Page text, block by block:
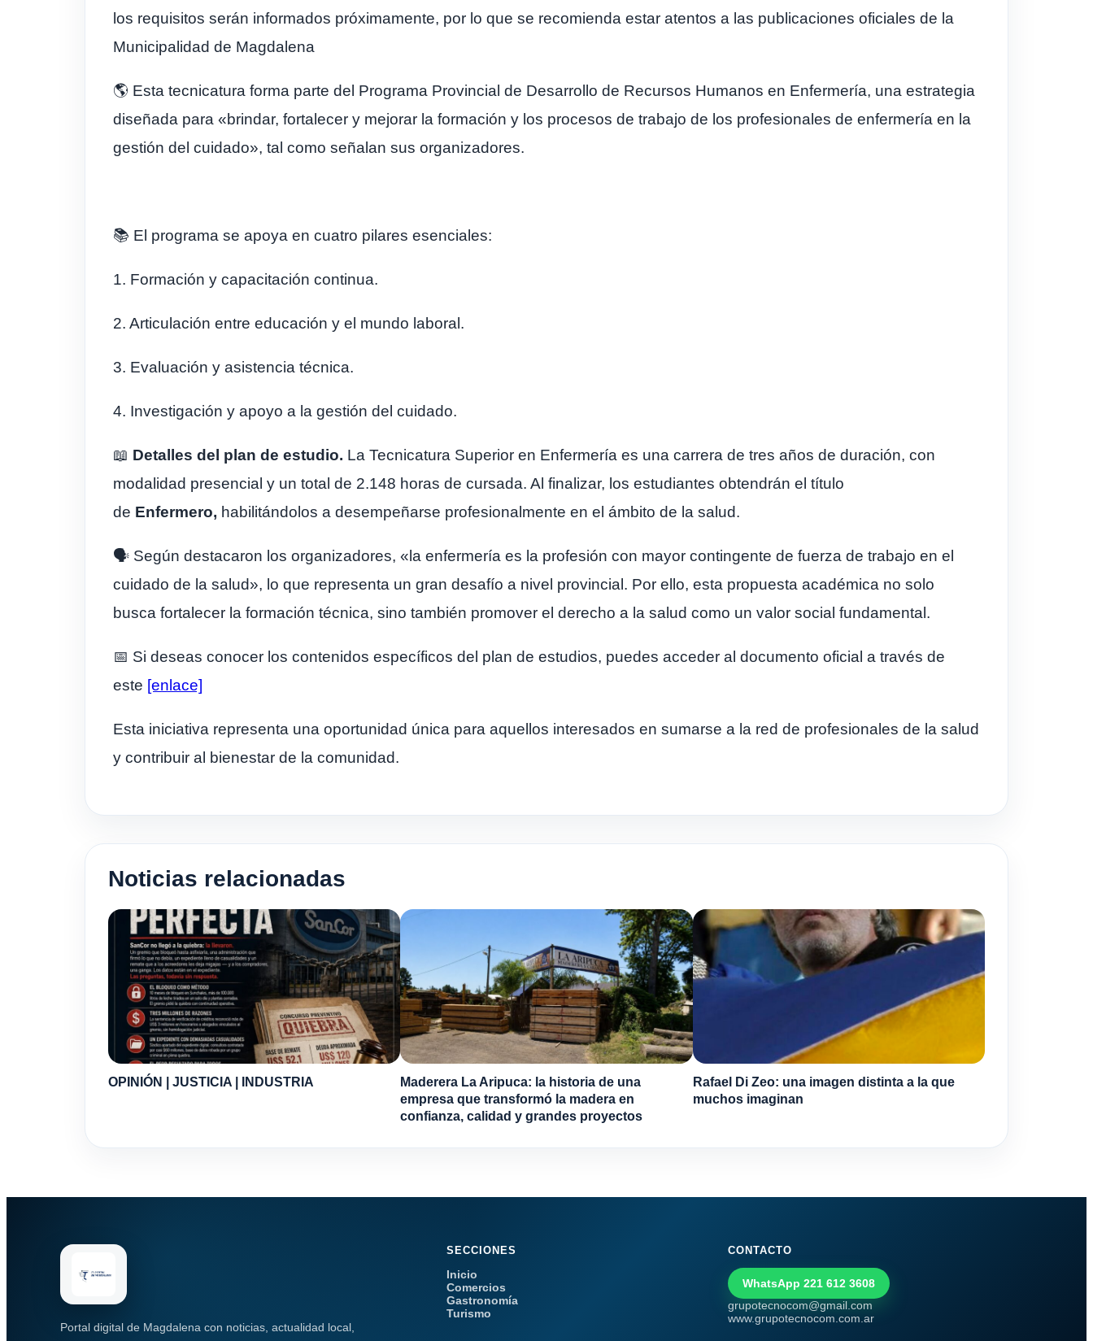
los requisitos serán informados próximamente, por lo que se recomienda estar atentos a las publicaciones oficiales de la
Municipalidad de Magdalena
🌎 Esta tecnicatura forma parte del Programa Provincial de Desarrollo de Recursos Humanos en Enfermería, una estrategia
diseñada para «brindar, fortalecer y mejorar la formación y los procesos de trabajo de los profesionales de enfermería en la
gestión del cuidado», tal como señalan sus organizadores.
📚 El programa se apoya en cuatro pilares esenciales:
1. Formación y capacitación continua.
2. Articulación entre educación y el mundo laboral.
3. Evaluación y asistencia técnica.
4. Investigación y apoyo a la gestión del cuidado.
📖 Detalles del plan de estudio. La Tecnicatura Superior en Enfermería es una carrera de tres años de duración, con
modalidad presencial y un total de 2.148 horas de cursada. Al finalizar, los estudiantes obtendrán el título
de Enfermero, habilitándolos a desempeñarse profesionalmente en el ámbito de la salud.
🗣️ Según destacaron los organizadores, «la enfermería es la profesión con mayor contingente de fuerza de trabajo en el
cuidado de la salud», lo que representa un gran desafío a nivel provincial. Por ello, esta propuesta académica no solo
busca fortalecer la formación técnica, sino también promover el derecho a la salud como un valor social fundamental.
📅 Si deseas conocer los contenidos específicos del plan de estudios, puedes acceder al documento oficial a través de
este [enlace]
Esta iniciativa representa una oportunidad única para aquellos interesados en sumarse a la red de profesionales de la salud
y contribuir al bienestar de la comunidad.
Noticias relacionadas
OPINIÓN | JUSTICIA | INDUSTRIA
Maderera La Aripuca: la historia de una
empresa que transformó la madera en
confianza, calidad y grandes proyectos
Rafael Di Zeo: una imagen distinta a la que
muchos imaginan
Portal digital de Magdalena con noticias, actualidad local,
SECCIONES
Inicio
Comercios
Gastronomía
Turismo
CONTACTO
WhatsApp 221 612 3608
grupotecnocom@gmail.com
www.grupotecnocom.com.ar